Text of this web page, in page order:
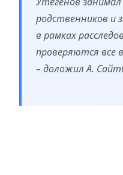
родственников и
в рамках
проверяются все
– доложил А.